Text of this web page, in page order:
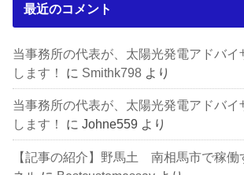
最近のコメント
当事務所の代表が、太陽光発電アドバイ
します！
に Smithk798 より
当事務所の代表が、太陽光発電アドバイ
します！
にJohne559 より
【記事の紹介】野馬土 南相馬市で稼働